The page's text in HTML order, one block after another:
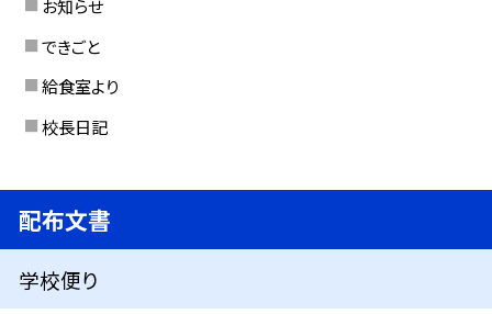
お知らせ
できごと
給食室より
校長日記
配布文書
学校便り